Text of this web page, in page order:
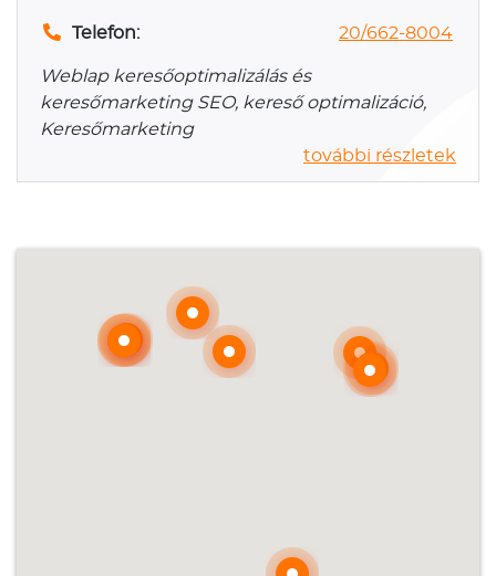
Telefon: 20/662-8004
Weblap keresőoptimalizálás és
keresőmarketing SEO, kereső optimalizáció,
Keresőmarketing
további részletek